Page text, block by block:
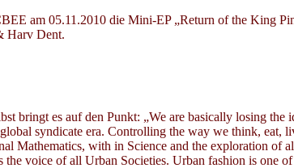
am 05.11.2010 die Mini-EP „Return of the King
Harv Dent.
bringt es auf den Punkt: „We are basically losing
syndicate era. Controlling the way we think, eat,
Mathematics, with in Science and the exploration of
voice of all Urban Societies. Urban fashion is